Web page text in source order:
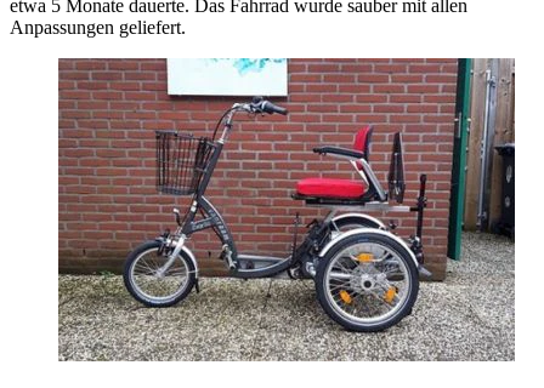
etwa 5 Monate dauerte. Das Fahrrad wurde sauber mit allen
Anpassungen geliefert.